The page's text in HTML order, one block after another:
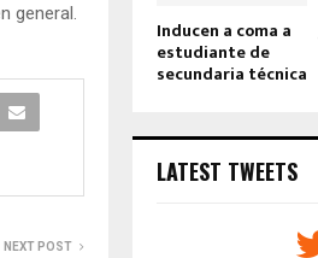
general.
NEXT POST
Inducen a coma a
estudiante de
secundaria técnica
LATEST TWEETS